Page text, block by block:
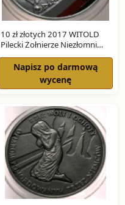
10 zł złotych 2017 WITOLD
Pilecki Żołnierze Niezłomni
SREBRO
Napisz po darmową
wycenę